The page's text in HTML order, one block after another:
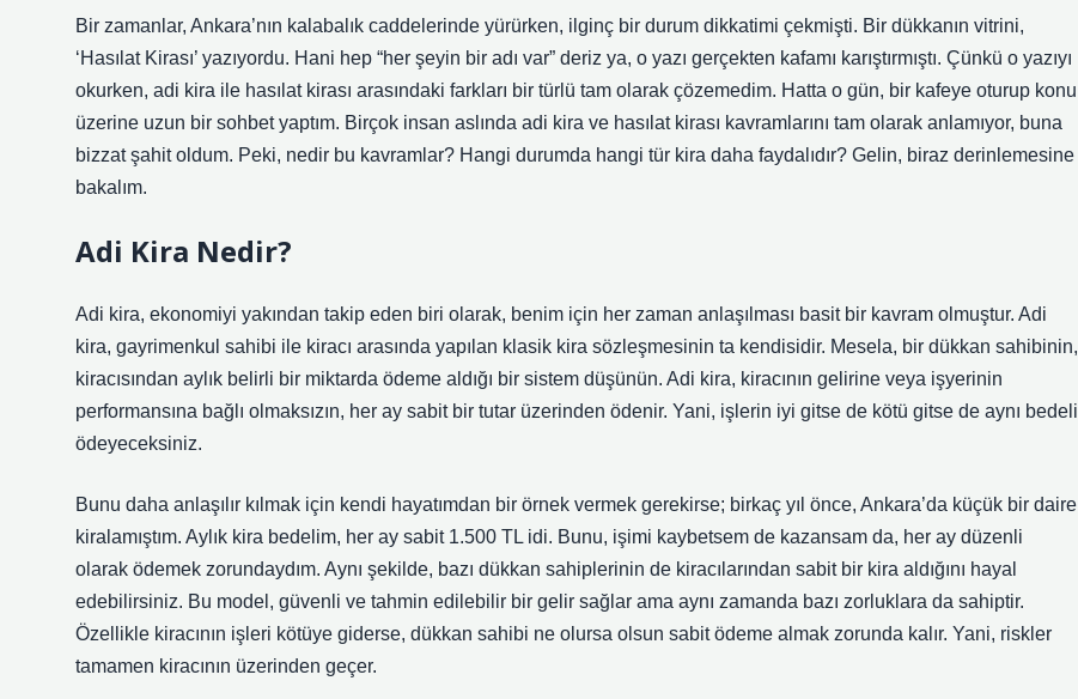
Bir zamanlar, Ankara’nın kalabalık caddelerinde yürürken, ilginç bir durum dikkatimi çekmişti. Bir dükkanın vitrini,
‘Hasılat Kirası’ yazıyordu. Hani hep “her şeyin bir adı var” deriz ya, o yazı gerçekten kafamı karıştırmıştı. Çünkü o yazıyı
okurken, adi kira ile hasılat kirası arasındaki farkları bir türlü tam olarak çözemedim. Hatta o gün, bir kafeye oturup konu
üzerine uzun bir sohbet yaptım. Birçok insan aslında adi kira ve hasılat kirası kavramlarını tam olarak anlamıyor, buna
bizzat şahit oldum. Peki, nedir bu kavramlar? Hangi durumda hangi tür kira daha faydalıdır? Gelin, biraz derinlemesine
bakalım.
Adi Kira Nedir?
Adi kira, ekonomiyi yakından takip eden biri olarak, benim için her zaman anlaşılması basit bir kavram olmuştur. Adi
kira, gayrimenkul sahibi ile kiracı arasında yapılan klasik kira sözleşmesinin ta kendisidir. Mesela, bir dükkan sahibinin,
kiracısından aylık belirli bir miktarda ödeme aldığı bir sistem düşünün. Adi kira, kiracının gelirine veya işyerinin
performansına bağlı olmaksızın, her ay sabit bir tutar üzerinden ödenir. Yani, işlerin iyi gitse de kötü gitse de aynı bedeli
ödeyeceksiniz.
Bunu daha anlaşılır kılmak için kendi hayatımdan bir örnek vermek gerekirse; birkaç yıl önce, Ankara’da küçük bir daire
kiralamıştım. Aylık kira bedelim, her ay sabit 1.500 TL idi. Bunu, işimi kaybetsem de kazansam da, her ay düzenli
olarak ödemek zorundaydım. Aynı şekilde, bazı dükkan sahiplerinin de kiracılarından sabit bir kira aldığını hayal
edebilirsiniz. Bu model, güvenli ve tahmin edilebilir bir gelir sağlar ama aynı zamanda bazı zorluklara da sahiptir.
Özellikle kiracının işleri kötüye giderse, dükkan sahibi ne olursa olsun sabit ödeme almak zorunda kalır. Yani, riskler
tamamen kiracının üzerinden geçer.